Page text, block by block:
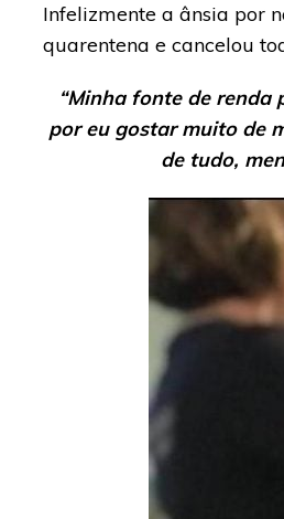
Infelizmente a ânsia por
quarentena e cancelou
“Minha fonte de
por eu gostar muito de
de tudo,